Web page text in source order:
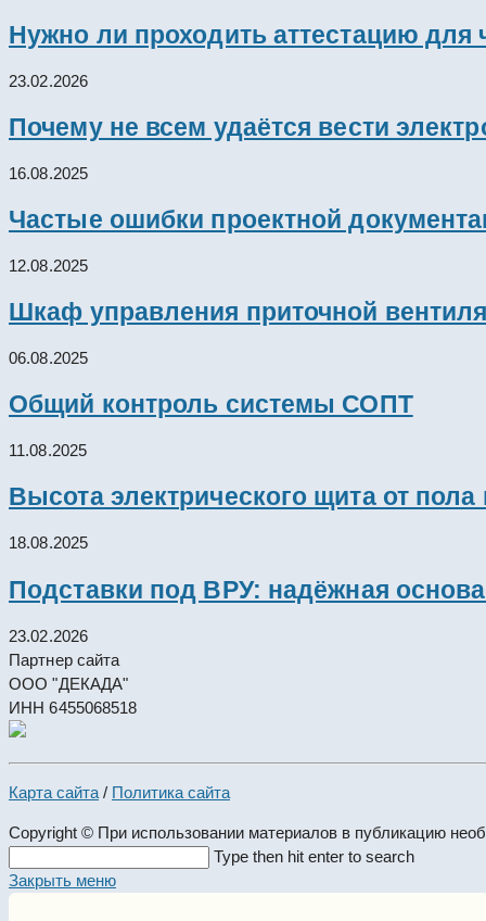
Нужно ли проходить аттестацию для
23.02.2026
Почему не всем удаётся вести
16.08.2025
Частые ошибки проектной
12.08.2025
Шкаф управления приточной
06.08.2025
Общий контроль системы СОПТ
11.08.2025
Высота электрического щита от
18.08.2025
Подставки под ВРУ: надёжная
23.02.2026
Партнер сайта
ООО "ДЕКАДА"
ИНН 6455068518
Карта сайта / Политика сайта
Copyright © При использовании материалов в публикацию
this
Type then hit enter to search
Закрыть меню